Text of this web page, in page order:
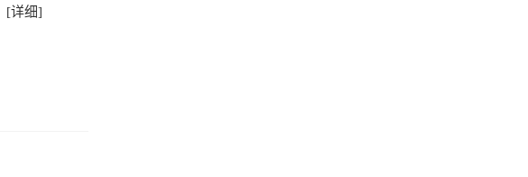
[详细]